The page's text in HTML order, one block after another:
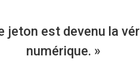
est devenu la
numérique. »